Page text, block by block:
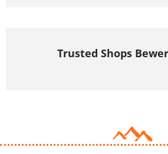
Trusted Shops